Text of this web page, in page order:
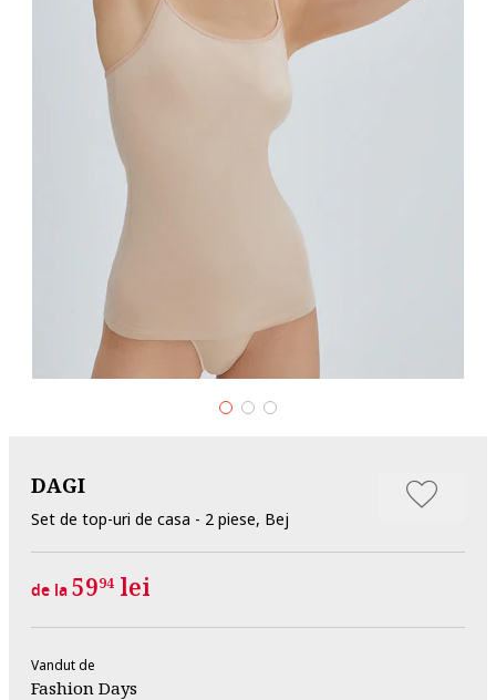
DAGI
Set de top-uri de casa - 2 piese, Bej
de la5994 lei
Vandut de
Fashion Days